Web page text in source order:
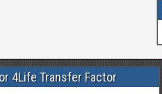
4Life Transfer Factor